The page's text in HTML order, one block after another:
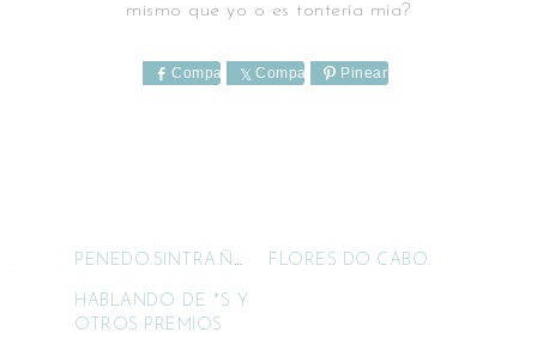
mismo que yo o es tontería mía?
Comparte Comparte Pinear
PENEDO.SINTRA.ÑAM FLORES DO CABO.
HABLANDO DE *S Y
OTROS PREMIOS